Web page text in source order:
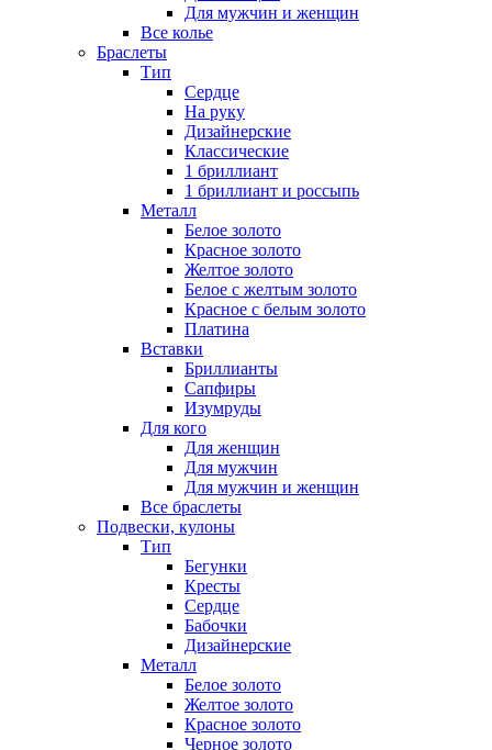
Для мужчин и женщин
Все колье
Браслеты
Тип
Сердце
На руку
Дизайнерские
Классические
1 бриллиант
1 бриллиант и россыпь
Металл
Белое золото
Красное золото
Желтое золото
Белое с желтым золото
Красное с белым золото
Платина
Вставки
Бриллианты
Сапфиры
Изумруды
Для кого
Для женщин
Для мужчин
Для мужчин и женщин
Все браслеты
Подвески, кулоны
Тип
Бегунки
Кресты
Сердце
Бабочки
Дизайнерские
Металл
Белое золото
Желтое золото
Красное золото
Черное золото